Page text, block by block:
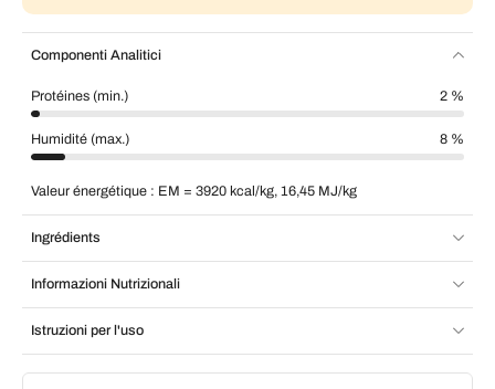
Componenti Analitici
Protéines (min.) 2 %
Humidité (max.) 8 %
Valeur énergétique : EM = 3920 kcal/kg, 16,45 MJ/kg
Ingrédients
Informazioni Nutrizionali
Istruzioni per l'uso